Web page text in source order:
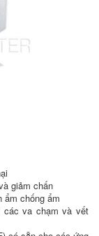
giảm chấn
ẩm chống ẩm
các va chạm và vết